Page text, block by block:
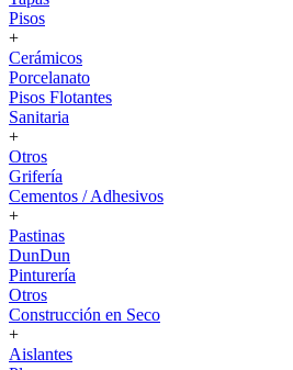
Pisos
+
Cerámicos
Porcelanato
Pisos Flotantes
Sanitaria
+
Otros
Grifería
Cementos / Adhesivos
+
Pastinas
DunDun
Pinturería
Otros
Construcción en Seco
+
Aislantes